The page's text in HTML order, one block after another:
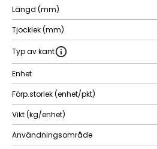
Längd (mm)
Tjocklek (mm)
Typ av kant
Enhet
Förp.storlek (enhet/pkt)
Vikt (kg/enhet)
Användningsområde